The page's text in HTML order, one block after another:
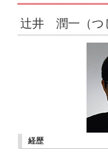
辻井 潤一（つ
経歴